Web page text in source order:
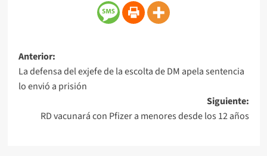
Anterior:
La defensa del exjefe de la escolta de DM apela sentencia
lo envió a prisión
Siguiente:
RD vacunará con Pfizer a menores desde los 12 años